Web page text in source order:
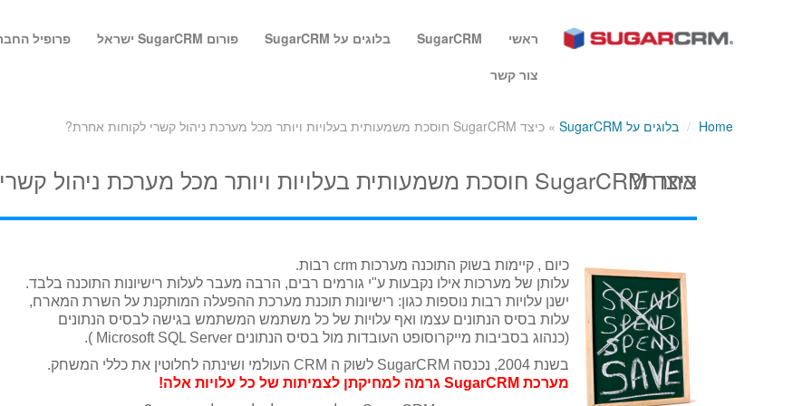
ראשי SugarCRM בלוגים על SugarCRM פורום SugarCRM ישראל
פרופיל
צור קשר
Home
/ בלוגים על SugarCRM » כיצד SugarCRM חוסכת משמעותית בעלויות ויותר מכל מערכת ניהול קשרי לקוחות אחרת?
כיצד SugarCRM חוסכת משמעותית בעלויות ויותר מכל מערכת ניהול קשרי לקוחות אחרת?
כיום , קיימות בשוק התוכנה מערכות crm רבות.
עלותן של מערכות אילו נקבעות ע"י גורמים רבים, הרבה מעבר לעלות רישיונות התוכנה בלבד.
ישנן עלויות רבות נוספות כגון: רישיונות תוכנת מערכת ההפעלה המותקנת על השרת המארח,
עלות בסיס הנתונים עצמו ואף עלויות של כל משתמש המשתמש בגישה לבסיס הנתונים
(כנהוג בסביבות מייקרוסופט העובדות מול בסיס הנתונים Microsoft SQL Server ).
בשנת 2004, נכנסה SugarCRM לשוק ה CRM העולמי ושינתה לחלוטין את כללי המשחק.
מערכת SugarCRM גרמה למחיקתן לצמיתות של כל עלויות אלה!